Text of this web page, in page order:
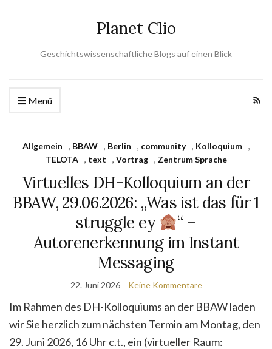
Planet Clio
Geschichtswissenschaftliche Blogs auf einen Blick
Menü
Allgemein , BBAW , Berlin , community , Kolloquium
,
TELOTA
, text , Vortrag , Zentrum Sprache
Virtuelles DH-Kolloquium an der
BBAW, 29.06.2026: „Was ist das für 1
struggle ey
“ –
Autorenerkennung im Instant
Messaging
22. Juni 2026 Keine Kommentare
Im Rahmen des DH-Kolloquiums an der BBAW laden
wir Sie herzlich zum nächsten Termin am Montag, den
29. Juni 2026, 16 Uhr c.t., ein (virtueller Raum: